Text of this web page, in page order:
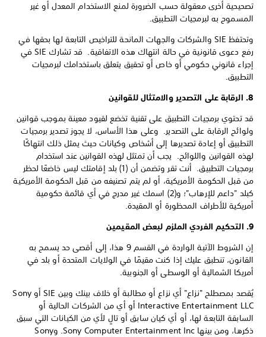
تصحيحية أخرى معقولة حسب الضرورة لمنع الاستخدام المعدل أو غير
المسموح به لبرمجيات التطبيق.
وتحتفظ SIE والشركات والجهات المانحة للتراخيص التابعة لها بحقها في
رفع دعوى قانونية في حالة انتهاك هذه الاتفاقية. قد تشارك SIE في
إجراء قانوني حكومي أو خاص أو تحقيق يتعلق باستخدامك لبرمجيات
التطبيق.
8. الرقابة على التصدير والامتثال للقوانين
قد تحتوي برمجيات التطبيق على تقنية تخضع لقيود معينة بموجب قوانين
ولوائح الرقابة على التصدير. وعلى هذا الأساس، لا يجوز تصدير برمجيات
التطبيق أو إعادة تصديرها إلى أشخاص وكيانات حيث يمثل ذلك انتهاكًا
لهذه القوانين واللوائح. يجب أن تمتثل لهذه القوانين عند استخدام
برمجيات التطبيق. أنت تقر وتضمن أن (1) بلد إقامتك ليس خاضعًا لحظر
من قبل الحكومة الأمريكية، أو لم يتم تصنيفه من قبل الحكومة الأمريكية
كبلد "داعم للإرهاب"؛ و(2) اسمك غير مدرج في أي قائمة حكومية
أمريكية للأطراف المحظورة أو المقيدة.
9. التحكيم الفردي الملزم لبعض المقيمين
إن الشروط الآتية الواردة في القسم 9 هذا، إلى أقصى حد يسمح به
القانون، تنطبق عليك إذا كنت مقيمًا في الولايات المتحدة أو بلد في
أمريكا الشمالية أو الوسطى أو الجنوبية.
يُقصد بمصطلح "نزاع" أي نزاع أو مطالبة أو خلاف بينك وبين SIE أو Sony
Interactive Entertainment LLC أو أي من الشركات الحالية أو
السابقة التابعة لها، أو أي كيان سابق أو تالٍ لأي من الكيانات التي سبق
ذكرها، ومن بينها Sony Computer Entertainment Inc. وSony